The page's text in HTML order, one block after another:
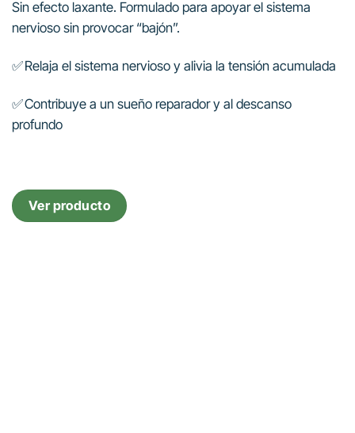
Sin efecto laxante. Formulado para apoyar el sistema
nervioso sin provocar “bajón”.
✅ Relaja el sistema nervioso y alivia la tensión acumulada
✅ Contribuye a un sueño reparador y al descanso
profundo
Ver producto